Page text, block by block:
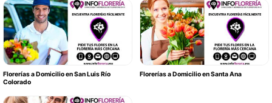
Florerías a Domicilio en San Luis Río
Colorado
Florerías a Domicilio en Santa Ana